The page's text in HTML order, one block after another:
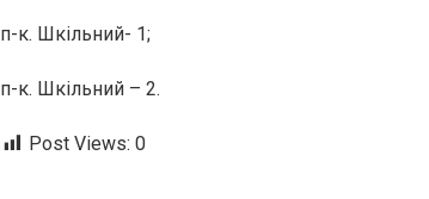
п-к. Шкільний- 1;
п-к. Шкільний – 2.
Post Views: 0